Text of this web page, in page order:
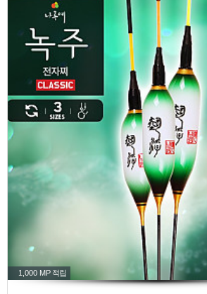
1,000 MP 적립